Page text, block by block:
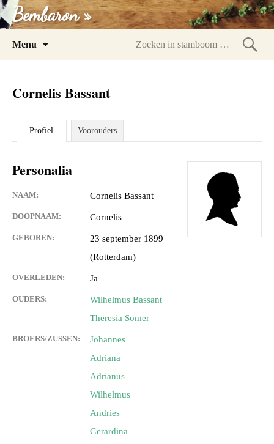
Bembaron »
Menu
Cornelis Bassant
Profiel Voorouders
Personalia
NAAM: Cornelis Bassant
DOOPNAAM: Cornelis
GEBOREN:
23 september 1899
(Rotterdam)
OVERLEDEN: Ja
OUDERS:
Wilhelmus Bassant
Theresia Somer
BROERS/ZUSSEN:
Johannes
Adriana
Adrianus
Wilhelmus
Andries
Gerardina